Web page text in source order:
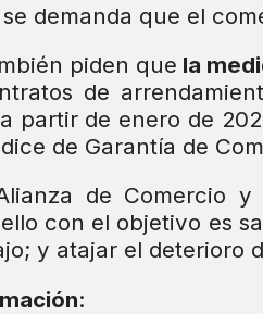
demanda que el
piden que la
de
partir de enero de
de Garantía de
de Comercio y
con el objetivo es
y atajar el deterioro
: